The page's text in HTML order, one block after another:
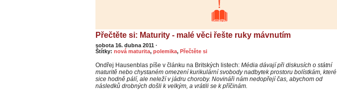
Přečtěte si: Maturity - malé věci řešte ruky mávnutím
sobota 16. dubna 2011 ·
Štítky: nová maturita, polemika, Přečtěte si
Ondřej Hausenblas píše v článku na Britských listech: Média dávají při diskusích o státní
maturitě nebo chystaném omezení kurikulární svobody nadbytek prostoru bolístkám, které
sice hodně pálí, ale neleží v jádru choroby. Novináři nám nedopřejí čas, abychom od
následků drobných došli k velkým, a vrátili se k příčinám.